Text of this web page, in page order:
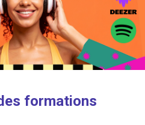
formations